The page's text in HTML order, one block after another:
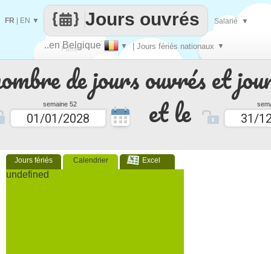
de jours ouvrés et
semaine 52 et le
Jours fériés Calendrier Excel
undefined
Faire
que
..en Belgique ▼ | Jours fériés nationaux ▼
Jours ouvrés
FR EN ▼ Salarié ▼